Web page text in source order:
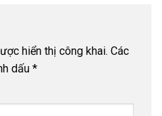
hiển thị công khai. Các
dấu *